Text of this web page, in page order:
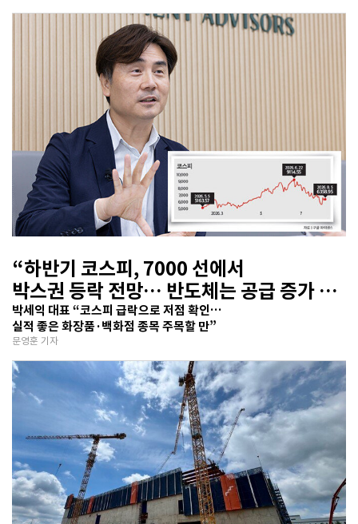
“하반기 코스피, 7000 선에서
박스권 등락 전망… 반도체는 공급 증가 선
반영 주시해야”
박세익 대표 “코스피 급락으로 저점 확인…
실적 좋은 화장품·백화점 종목 주목할 만”
문영훈 기자